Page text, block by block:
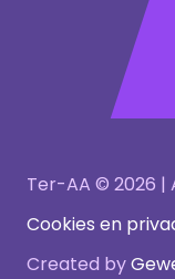
Ter-AA © 2026 |
Cookies en
Created by